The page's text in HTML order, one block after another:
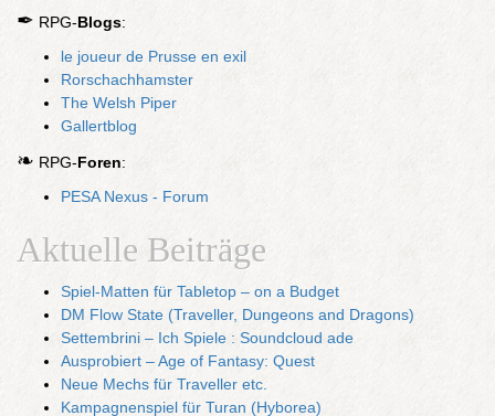
✒ RPG-Blogs:
le joueur de Prusse en exil
Rorschachhamster
The Welsh Piper
Gallertblog
❧ RPG-Foren:
PESA Nexus - Forum
Aktuelle Beiträge
Spiel-Matten für Tabletop – on a Budget
DM Flow State (Traveller, Dungeons and Dragons)
Settembrini – Ich Spiele : Soundcloud ade
Ausprobiert – Age of Fantasy: Quest
Neue Mechs für Traveller etc.
Kampagnenspiel für Turan (Hyborea)